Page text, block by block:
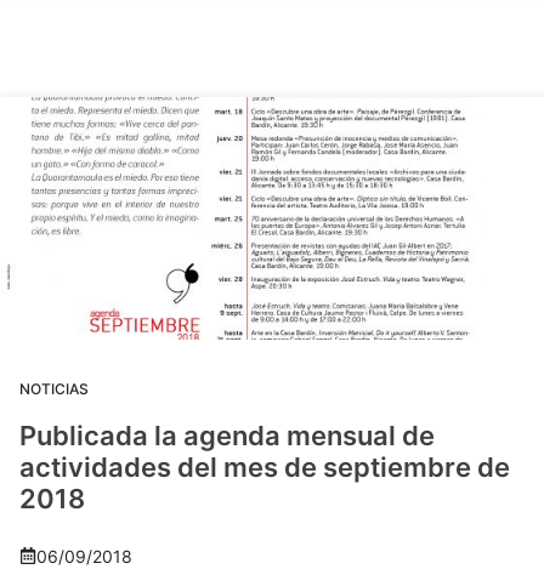
NOTICIAS
Publicada la agenda mensual de
actividades del mes de septiembre de
2018
06/09/2018